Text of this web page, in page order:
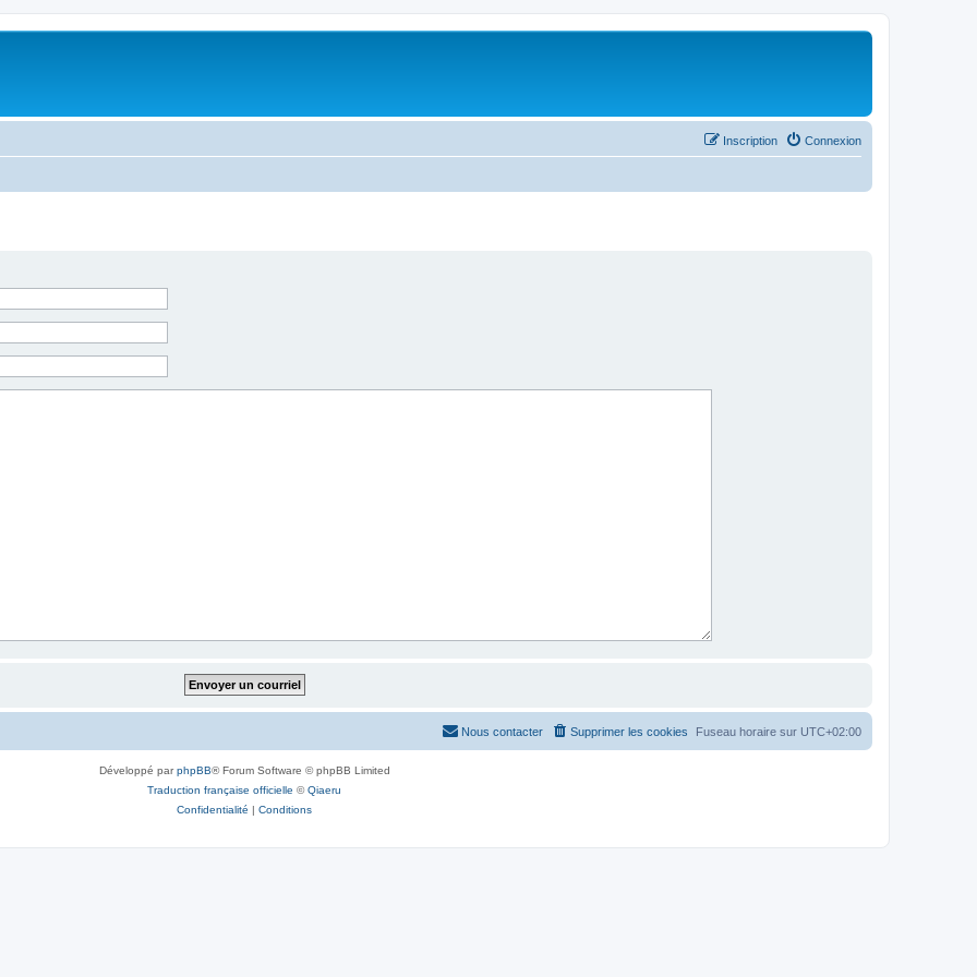
Connexion
Inscription
Fuseau horaire sur UTC+02:00
Supprimer les cookies
Nous contacter
Développé parphpBB® Forum Software © phpBB Limited
Traduction française officielle ©Qiaeru
Confidentialité | Conditions